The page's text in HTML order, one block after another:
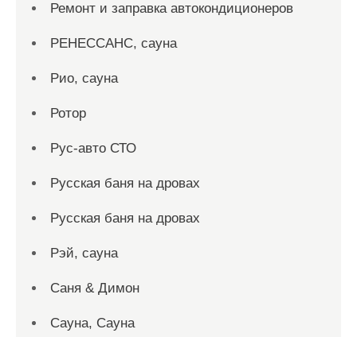
Ремонт и заправка автокондиционеров
РЕНЕССАНС, сауна
Рио, сауна
Ротор
Рус-авто СТО
Русская баня на дровах
Русская баня на дровах
Рэй, сауна
Саня & Димон
Сауна, Сауна